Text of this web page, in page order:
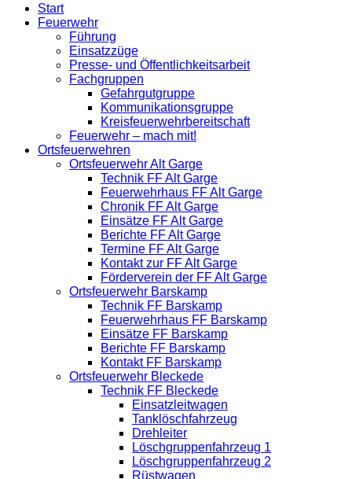
Start
Feuerwehr
Führung
Einsatzzüge
Presse- und Öffentlichkeitsarbeit
Fachgruppen
Gefahrgutgruppe
Kommunikationsgruppe
Kreisfeuerwehrbereitschaft
Feuerwehr – mach mit!
Ortsfeuerwehren
Ortsfeuerwehr Alt Garge
Technik FF Alt Garge
Feuerwehrhaus FF Alt Garge
Chronik FF Alt Garge
Einsätze FF Alt Garge
Berichte FF Alt Garge
Termine FF Alt Garge
Kontakt zur FF Alt Garge
Förderverein der FF Alt Garge
Ortsfeuerwehr Barskamp
Technik FF Barskamp
Feuerwehrhaus FF Barskamp
Einsätze FF Barskamp
Berichte FF Barskamp
Kontakt FF Barskamp
Ortsfeuerwehr Bleckede
Technik FF Bleckede
Einsatzleitwagen
Tanklöschfahrzeug
Drehleiter
Löschgruppenfahrzeug 1
Löschgruppenfahrzeug 2
Rüstwagen